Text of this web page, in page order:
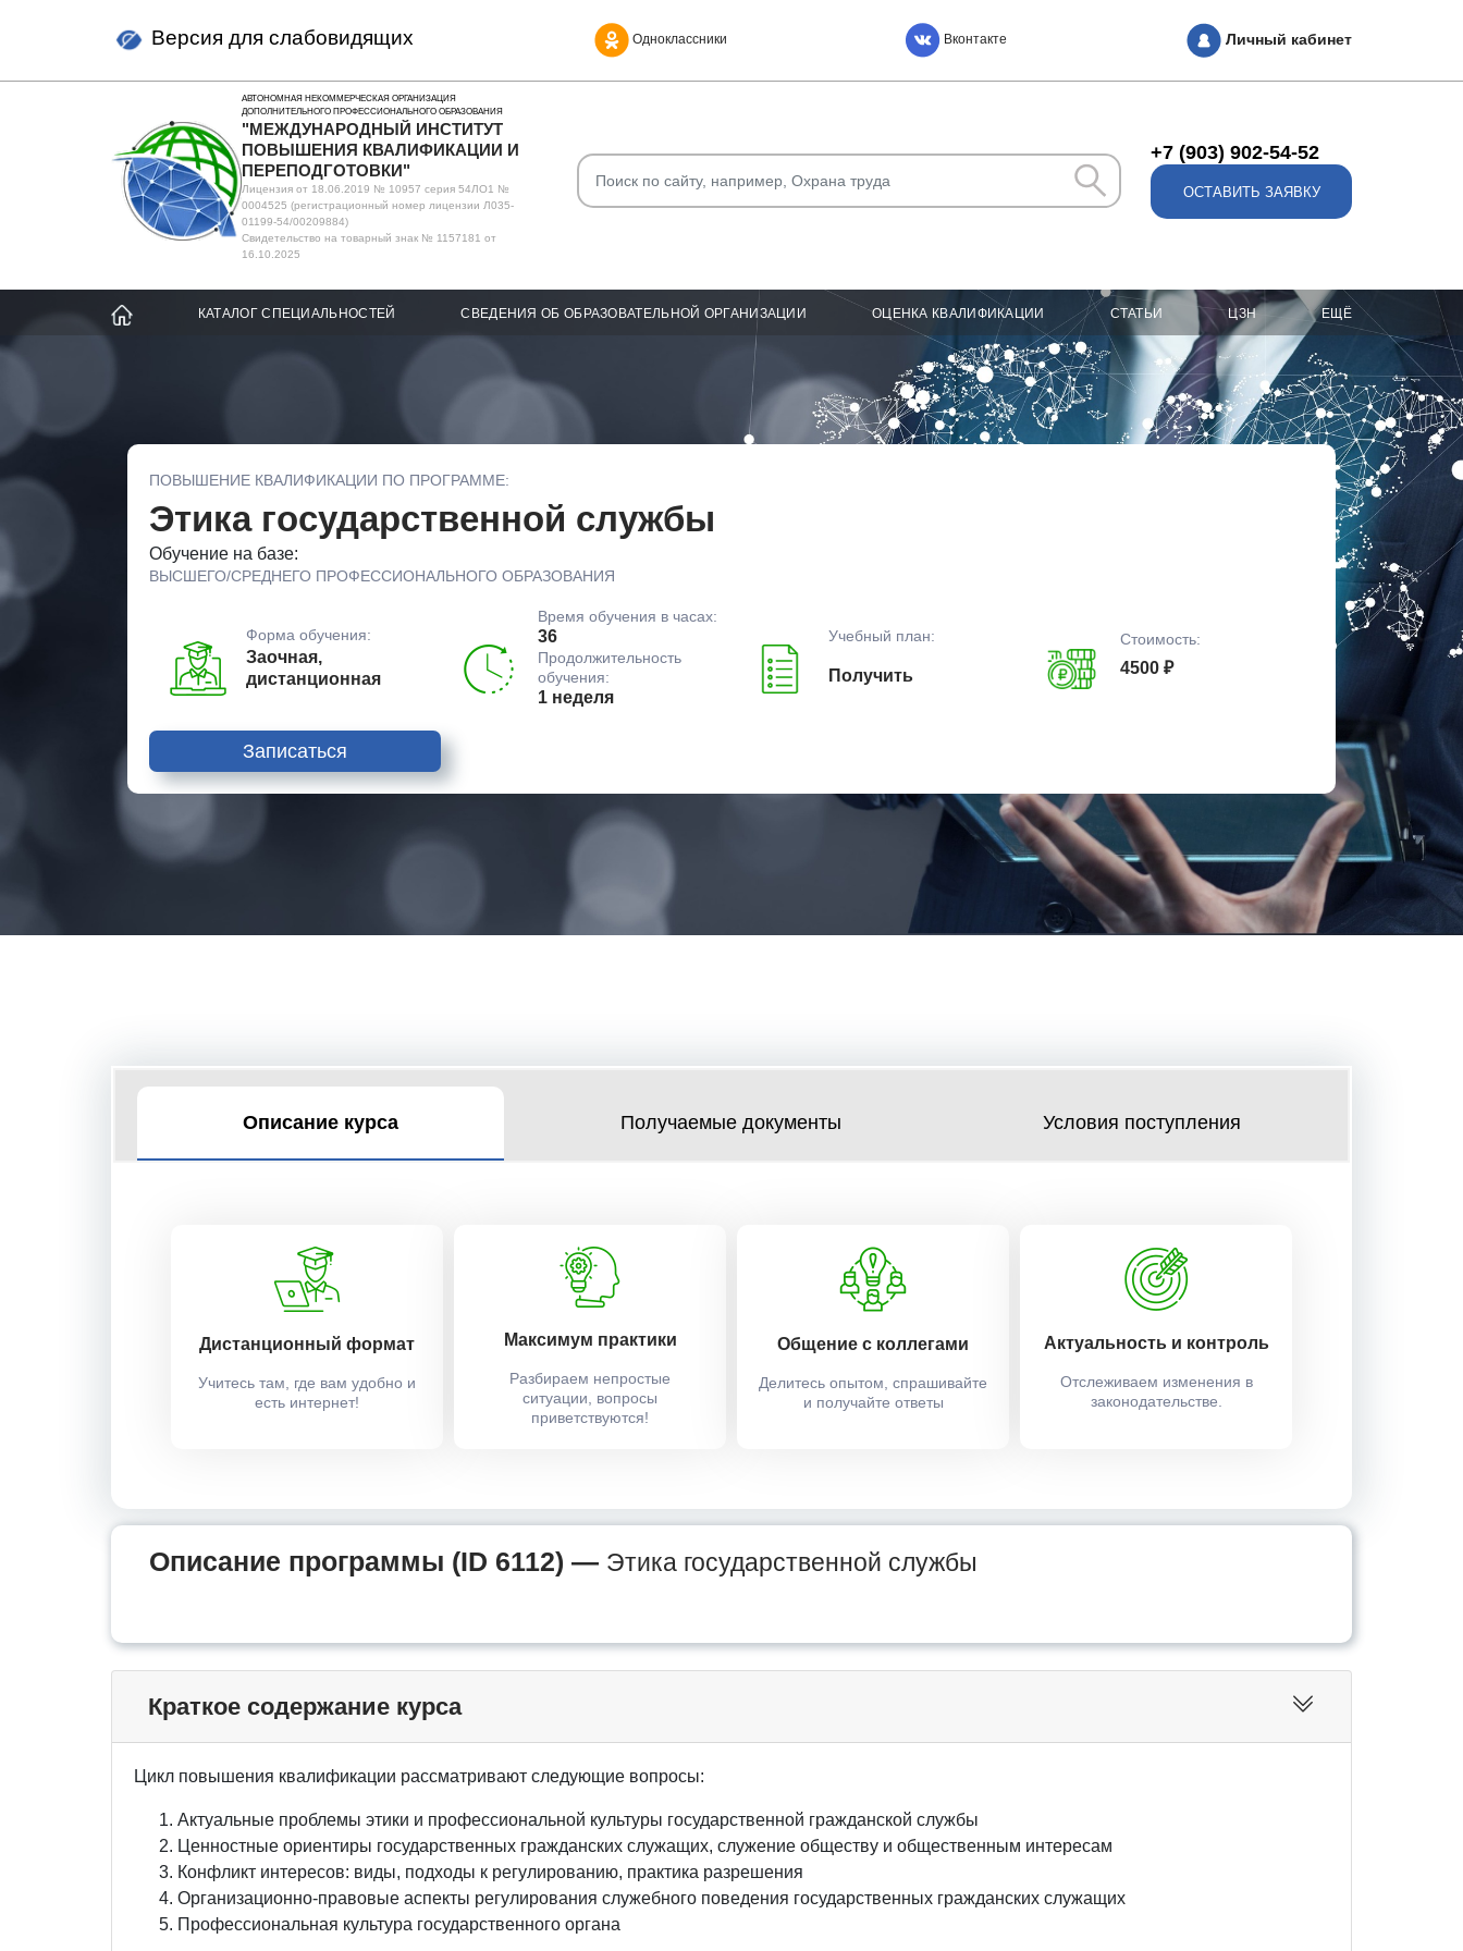
Версия для слабовидящих Одноклассники Вконтакте Личный кабинет
АВТОНОМНАЯ НЕКОММЕРЧЕСКАЯ ОРГАНИЗАЦИЯ
ДОПОЛНИТЕЛЬНОГО ПРОФЕССИОНАЛЬНОГО ОБРАЗОВАНИЯ
"МЕЖДУНАРОДНЫЙ ИНСТИТУТ
ПОВЫШЕНИЯ КВАЛИФИКАЦИИ И
ПЕРЕПОДГОТОВКИ"
Лицензия от 18.06.2019 № 10957 серия 54ЛО1 №
0004525 (регистрационный номер лицензии Л035-
01199-54/00209884)
Свидетельство на товарный знак № 1157181 от
16.10.2025
+7 (903) 902-54-52
ОСТАВИТЬ ЗАЯВКУ
КАТАЛОГ СПЕЦИАЛЬНОСТЕЙ СВЕДЕНИЯ ОБ ОБРАЗОВАТЕЛЬНОЙ ОРГАНИЗАЦИИ ОЦЕНКА КВАЛИФИКАЦИИ СТАТЬИ ЦЗН ЕЩЁ
ПОВЫШЕНИЕ КВАЛИФИКАЦИИ ПО ПРОГРАММЕ:
Этика государственной службы
Обучение на базе:
ВЫСШЕГО/СРЕДНЕГО ПРОФЕССИОНАЛЬНОГО ОБРАЗОВАНИЯ
Форма обучения:
Заочная,
дистанционная
Время обучения в часах:
36
Продолжительность
обучения:
1 неделя
Учебный план:
Получить
Стоимость:
4500 ₽
Записаться
Описание курса Получаемые документы Условия поступления
Дистанционный формат
Учитесь там, где вам удобно и
есть интернет!
Максимум практики
Разбираем непростые
ситуации, вопросы
приветствуются!
Общение с коллегами
Делитесь опытом, спрашивайте
и получайте ответы
Актуальность и контроль
Отслеживаем изменения в
законодательстве.
Описание программы (ID 6112) — Этика государственной службы
Краткое содержание курса
Цикл повышения квалификации рассматривают следующие вопросы:
Актуальные проблемы этики и профессиональной культуры государственной гражданской службы
Ценностные ориентиры государственных гражданских служащих, служение обществу и общественным интересам
Конфликт интересов: виды, подходы к регулированию, практика разрешения
Организационно-правовые аспекты регулирования служебного поведения государственных гражданских служащих
Профессиональная культура государственного органа